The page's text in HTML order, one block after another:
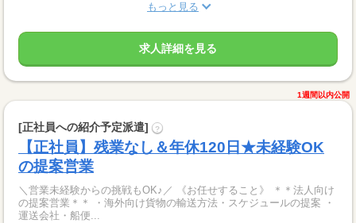
もっと見る
求人詳細を見る
1週間以内公開
[正社員への紹介予定派遣] ?
【正社員】残業なし＆年休120日★未経験OK
の提案営業
＼営業未経験からの挑戦もOK♪／ 《お任せすること》 ＊＊法人向け
の提案営業＊＊ ・海外向け貨物の輸送方法・スケジュールの提案 ・
運送会社・船便...